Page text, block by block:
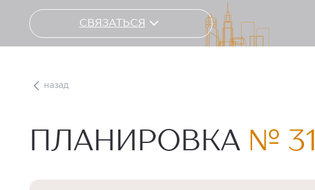
СВЯЗАТЬСЯ
назад
ПЛАНИРОВКА № 31